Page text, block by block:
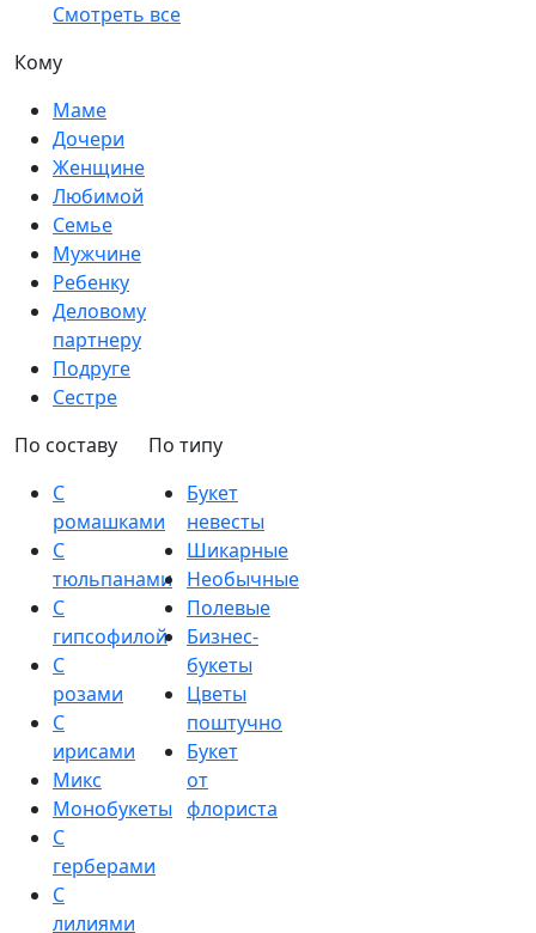
Смотреть все
Кому
Маме
Дочери
Женщине
Любимой
Семье
Мужчине
Ребенку
Деловому
партнеру
Подруге
Сестре
По составу
С
ромашками
С
тюльпанами
С
гипсофилой
С
розами
С
ирисами
Микс
Монобукеты
С
герберами
С
лилиями
По типу
Букет
невесты
Шикарные
Необычные
Полевые
Бизнес-
букеты
Цветы
поштучно
Букет
от
флориста